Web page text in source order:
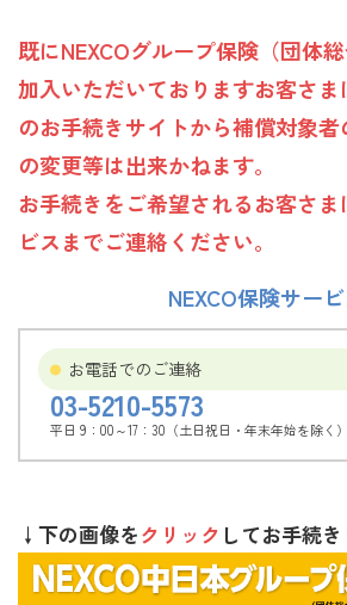
既にNEXCOグループ保険（団体
加入いただいておりますお客さ
のお手続きサイトから補償対象
の変更等は出来かねます。
お手続きをご希望されるお客さま
ビスまでご連絡ください。
NEXCO保険サー
お電話でのご連絡
03-5210-5573
平日 9：00～17：30（土日祝日・年末年始を除く）
↓下の画像をクリック してお手続き